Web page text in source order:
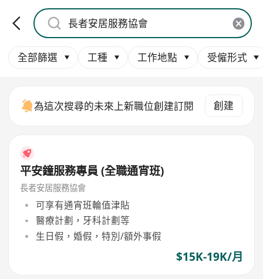
全部篩選 工種 工作地點 受僱形式
為這次搜尋的未來上新職位創建訂閱 創建
平安鐘服務專員 (全職通宵班)
長者安居服務協會
可享有通宵班輪值津貼
醫療計劃，牙科計劃等
生日假，婚假，特別/額外事假
$15K-19K/月